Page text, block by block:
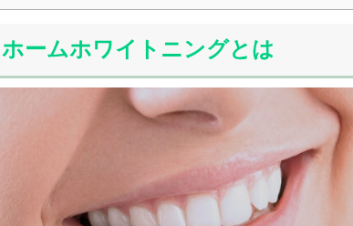
ホームホワイトニングとは